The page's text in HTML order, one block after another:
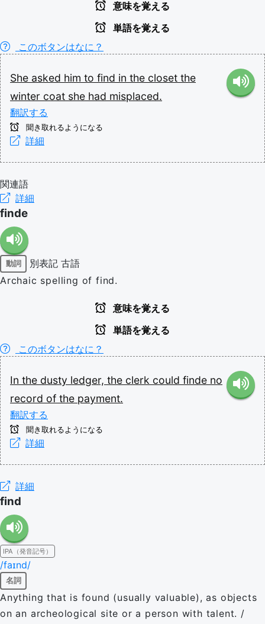
意味を覚える
単語を覚える
このボタンはなに？
She asked him to find in the closet the
winter coat she had misplaced.
翻訳する
聞き取れるようになる
詳細
関連語
詳細
finde
動詞 別表記 古語
Archaic spelling of find.
意味を覚える
単語を覚える
このボタンはなに？
In the dusty ledger, the clerk could finde no
record of the payment.
翻訳する
聞き取れるようになる
詳細
詳細
find
IPA（発音記号）
/faɪnd/
名詞
Anything that is found (usually valuable), as objects
on an archeological site or a person with talent. /